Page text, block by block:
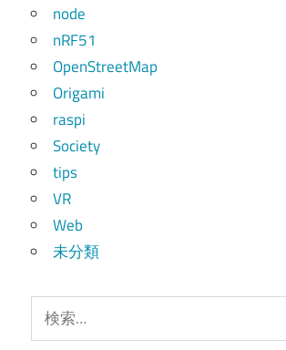
node
nRF51
OpenStreetMap
Origami
raspi
Society
tips
VR
Web
未分類
索: